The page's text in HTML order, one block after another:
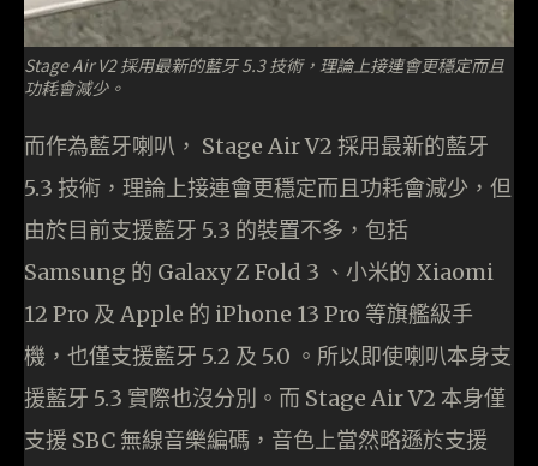
Stage Air V2 採用最新的藍牙 5.3 技術，理論上接連會更穩定而且
功耗會減少。
而作為藍牙喇叭， Stage Air V2 採用最新的藍牙
5.3 技術，理論上接連會更穩定而且功耗會減少，但
由於目前支援藍牙 5.3 的裝置不多，包括
Samsung 的 Galaxy Z Fold 3 、小米的 Xiaomi
12 Pro 及 Apple 的 iPhone 13 Pro 等旗艦級手
機，也僅支援藍牙 5.2 及 5.0 。所以即使喇叭本身支
援藍牙 5.3 實際也沒分別。而 Stage Air V2 本身僅
支援 SBC 無線音樂編碼，音色上當然略遜於支援